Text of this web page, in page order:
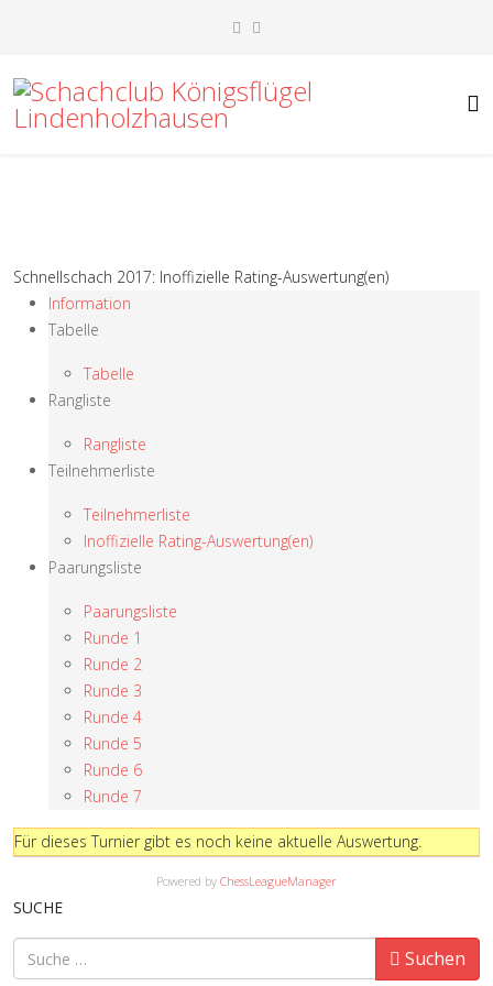
Schnellschach 2017: Inoffizielle Rating-Auswertung(en)
Information
Tabelle
Tabelle
Rangliste
Rangliste
Teilnehmerliste
Teilnehmerliste
Inoffizielle Rating-Auswertung(en)
Paarungsliste
Paarungsliste
Runde 1
Runde 2
Runde 3
Runde 4
Runde 5
Runde 6
Runde 7
Für dieses Turnier gibt es noch keine aktuelle Auswertung.
Powered by ChessLeagueManager
SUCHE
Suchen
Suchen